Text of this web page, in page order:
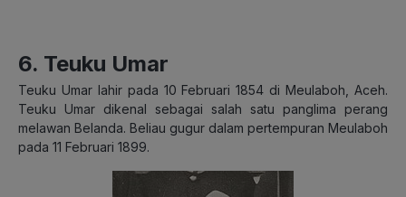
6. Teuku Umar
Teuku Umar lahir pada 10 Februari 1854 di Meulaboh, Aceh.
Teuku Umar dikenal sebagai salah satu panglima perang
melawan Belanda. Beliau gugur dalam pertempuran Meulaboh
pada 11 Februari 1899.